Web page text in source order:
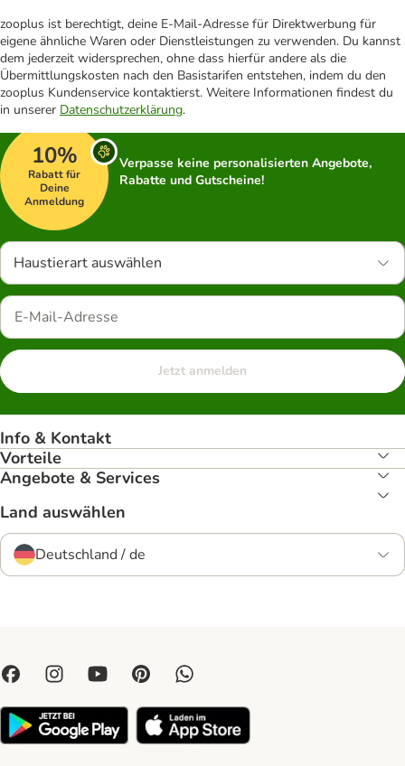
zooplus ist berechtigt, deine E-Mail-Adresse für Direktwerbung für
eigene ähnliche Waren oder Dienstleistungen zu verwenden. Du kannst
dem jederzeit widersprechen, ohne dass hierfür andere als die
Übermittlungskosten nach den Basistarifen entstehen, indem du den
zooplus Kundenservice kontaktierst. Weitere Informationen findest du
in unserer Datenschutzerklärung.
10%
Rabatt für
Deine
Anmeldung
Verpasse keine personalisierten Angebote,
Rabatte und Gutscheine!
Haustierart auswählen
Jetzt anmelden
Info & Kontakt
Vorteile
Angebote & Services
Land auswählen
Deutschland / de